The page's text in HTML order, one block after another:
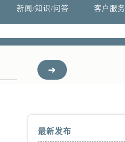
新闻/知识/问答 客户服务
最新发布